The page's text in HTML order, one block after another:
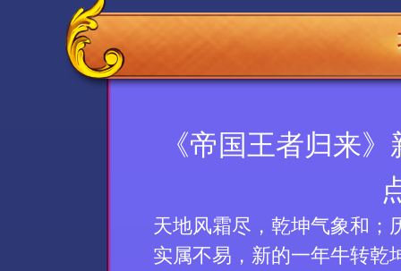
《帝国王者归来
天地风霜尽，乾坤气象和；
实属不易 ，新的一年牛转乾